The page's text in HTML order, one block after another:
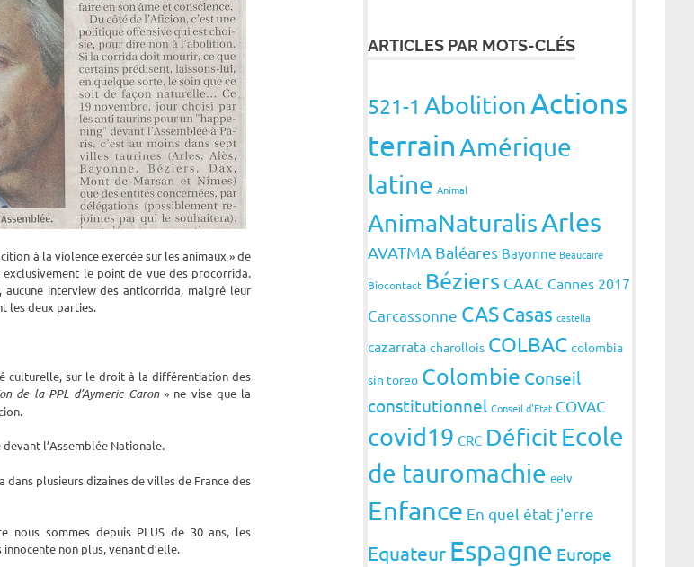
à la violence exercée sur les animaux » de
le point de vue des procorrida.
aucune interview des anticorrida, malgré leur
les deux parties.
culturelle, sur le droit à la différentiation des
de la PPL d’Aymeric Caron» ne vise que la
l’Assemblée Nationale.
dans plusieurs dizaines de villes de France des
nous sommes depuis PLUS de 30 ans, les
non plus, venant d’elle.
ARTICLES PAR MOTS-CLÉS
521-1 AbolitionActions
terrainAmérique
latine Animal
AnimaNaturalisArles
AVATMA Baléares Bayonne Beaucaire
Biocontact Béziers CAAC Cannes 2017
Carcassonne CASCasas castella
cazarrata charollois COLBAC colombia
sin toreo Colombie Conseil
constitutionnel Conseil d'Etat COVAC
covid19 CRC DéficitEcole
de tauromachie eelv
Enfance En quel état j'erre
Equateur Espagne Europe